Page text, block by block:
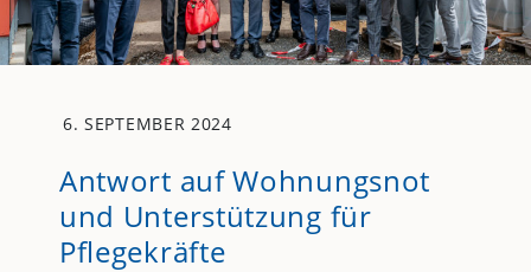
6. SEPTEMBER 2024
Antwort auf Wohnungsnot
und Unterstützung für
Pflegekräfte